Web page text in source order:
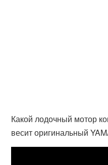
Какой лодочный мотор
весит оригинальный